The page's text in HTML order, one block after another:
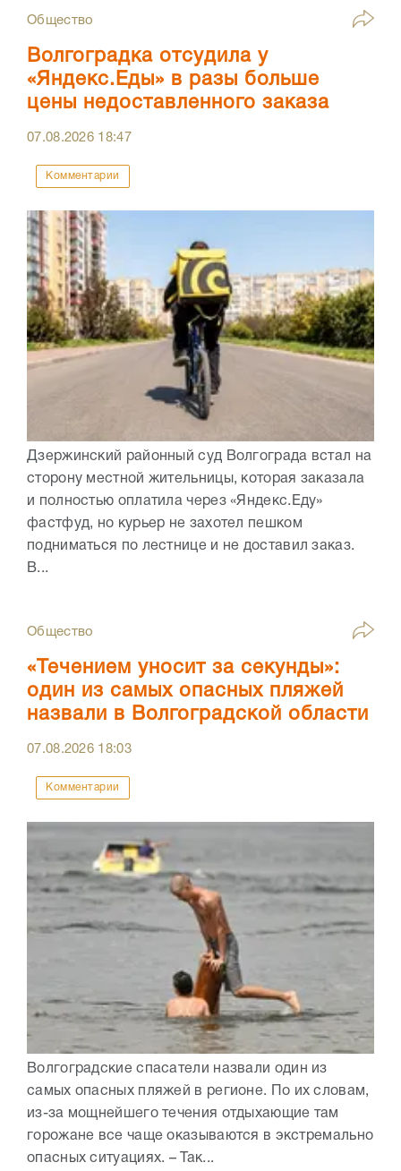
Общество
Волгоградка отсудила у
«Яндекс.Еды» в разы больше
цены недоставленного заказа
07.08.2026 18:47
Комментарии
Дзержинский районный суд Волгограда встал на
сторону местной жительницы, которая заказала
и полностью оплатила через «Яндекс.Еду»
фастфуд, но курьер не захотел пешком
подниматься по лестнице и не доставил заказ.
В...
Общество
«Течением уносит за секунды»:
один из самых опасных пляжей
назвали в Волгоградской области
07.08.2026 18:03
Комментарии
Волгоградские спасатели назвали один из
самых опасных пляжей в регионе. По их словам,
из-за мощнейшего течения отдыхающие там
горожане все чаще оказываются в экстремально
опасных ситуациях. – Так...